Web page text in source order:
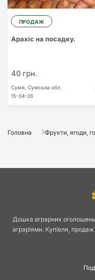
ПРОДАЖ
Арахіс на посадку.
40 грн.
Суми, Сумська обл.
15-04-26
Головна Фрукти, ягоди,
Дошка аграрних оголошень
аграріями. Купівля, продаж